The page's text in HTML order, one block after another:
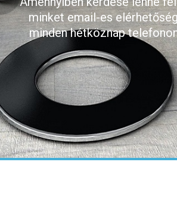
beszállítói árkorrekciókból
Reményeink szerint egy-két
beszerzési feltételek
hosszútávra tudjuk
Folyamatosan frissített
telefonszámunkon
Megértésüket köszönjük és
sikeres